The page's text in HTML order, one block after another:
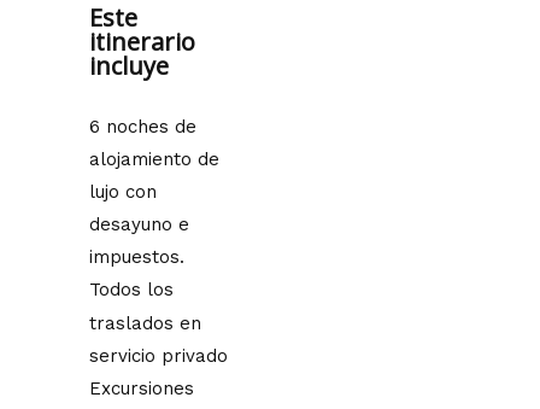
Este
itinerario
incluye
6 noches de
alojamiento de
lujo con
desayuno e
impuestos.
Todos los
traslados en
servicio privado
Excursiones